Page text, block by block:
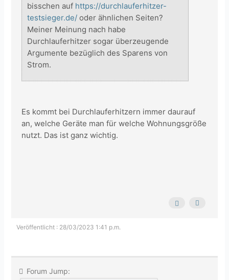
bisschen auf https://durchlauferhitzer-
testsieger.de/oder ähnlichen Seiten?
Meiner Meinung nach habe
Durchlauferhitzer sogar überzeugende
Argumente bezüglich des Sparens von
Strom.
Es kommt bei Durchlauferhitzern immer daurauf
an, welche Geräte man für welche Wohnungsgröße
nutzt. Das ist ganz wichtig.
Veröffentlicht : 28/03/2023 1:41 p.m.
Forum Jump: